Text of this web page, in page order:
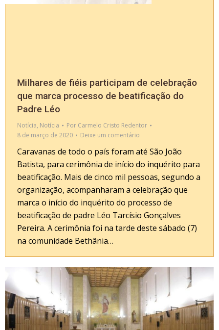
Milhares de fiéis participam de celebração
que marca processo de beatificação do
Padre Léo
Notícia, Notícia Por Carmelo Cristo Redentor
8 de março de 2020
Deixe um comentário
Caravanas de todo o país foram até São João
Batista, para cerimônia de início do inquérito para
beatificação. Mais de cinco mil pessoas, segundo a
organização, acompanharam a celebração que
marca o início do inquérito do processo de
beatificação de padre Léo Tarcísio Gonçalves
Pereira. A cerimônia foi na tarde deste sábado (7)
na comunidade Bethânia…